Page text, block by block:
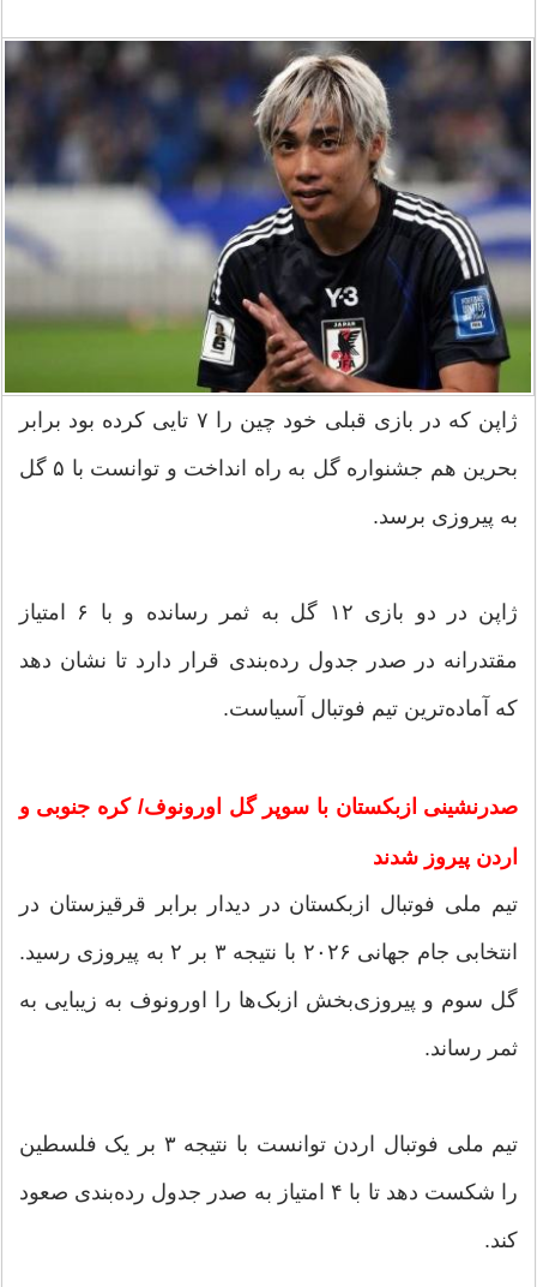
ژاپن که در بازی قبلی خود چین را ۷ تایی کرده بود برابر
بحرین هم جشنواره گل به راه انداخت و توانست با ۵ گل
به پیروزی برسد.
ژاپن در دو بازی ۱۲ گل به ثمر رسانده و با ۶ امتیاز
مقتدرانه در صدر جدول رده‌بندی قرار دارد تا نشان دهد
که آماده‌ترین تیم فوتبال آسیاست.
صدرنشینی ازبکستان با سوپر گل اورونوف/ کره جنوبی و
اردن پیروز شدند
تیم ملی فوتبال ازبکستان در دیدار برابر قرقیزستان در
انتخابی جام جهانی ۲۰۲۶ با نتیجه ۳ بر ۲ به پیروزی رسید.
گل سوم و پیروزی‌بخش ازبک‌ها را اورونوف به زیبایی به
ثمر رساند.
تیم ملی فوتبال اردن توانست با نتیجه ۳ بر یک فلسطین
را شکست دهد تا با ۴ امتیاز به صدر جدول رده‌بندی صعود
کند.